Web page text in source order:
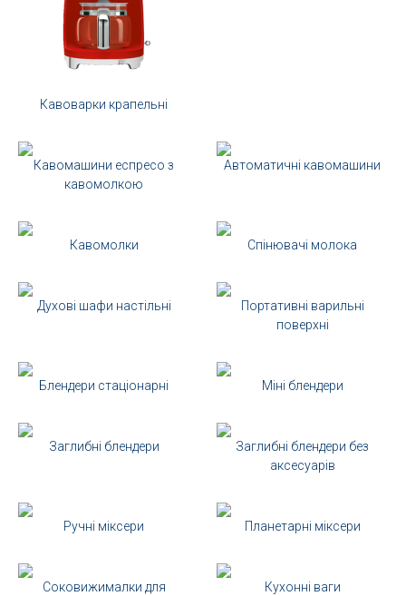
Кавоварки крапельні
Кавомашини еспресо з
кавомолкою
Автоматичні кавомашини
Кавомолки Спінювачі молока
Духові шафи настільні
Портативні варильні
поверхні
Блендери стаціонарні Міні блендери
Заглибні блендери
Заглибні блендери без
аксесуарів
Ручні міксери Планетарні міксери
Соковижималки для
Кухонні ваги